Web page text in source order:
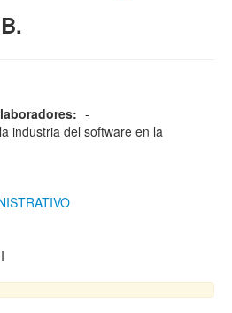
-
industria del software en la